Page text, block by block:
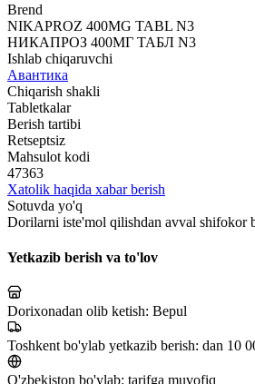
Brend
NIKAPROZ 400MG TABL N3
НИКАПРОЗ 400МГ ТАБЛ N3
Ishlab chiqaruvchi
Авантика
Chiqarish shakli
Tabletkalar
Berish tartibi
Retseptsiz
Mahsulot kodi
47363
Xatolik haqida xabar berish
Sotuvda yo'q
Dorilarni iste'mol qilishdan avval shifokor
Yetkazib berish va to'lov
Dorixonadan olib ketish: Bepul
Toshkent bo'ylab yetkazib berish: dan 10
O'zbekiston bo'ylab: tarifga muvofiq